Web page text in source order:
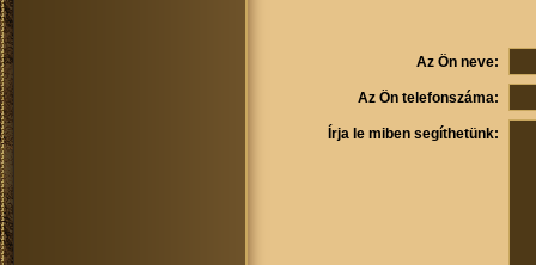
Az Ön neve:
Az Ön telefonszáma:
Írja le miben segíthetünk: